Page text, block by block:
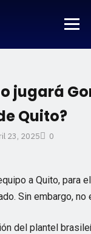
jugará
Quito?
23, 2025 0
a Quito, para
Sin embargo, no
del plantel